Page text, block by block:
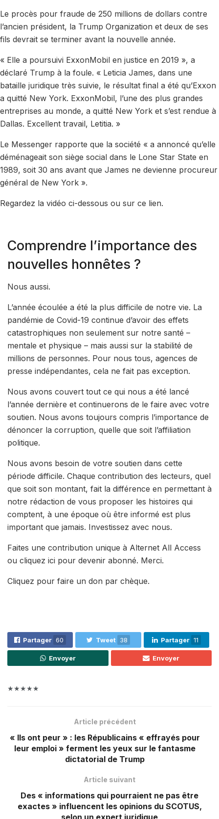
Le procès pour fraude de 250 millions de dollars contre
l’ancien président, la Trump Organization et deux de ses
fils devrait se terminer avant la nouvelle année.
« Elle a poursuivi ExxonMobil en justice en 2019 », a
déclaré Trump à la foule. « Leticia James, dans une
bataille juridique très suivie, le résultat final a été qu’Exxon
a quitté New York. ExxonMobil, l’une des plus grandes
entreprises au monde, a quitté New York et s’est rendue à
Dallas. Excellent travail, Letitia. »
Le Messenger rapporte que la société « a annoncé qu’elle
déménageait son siège social dans le Lone Star State en
1989, soit 30 ans avant que James ne devienne procureur
général de New York ».
Regardez la vidéo ci-dessous ou sur ce lien.
Comprendre l’importance des
nouvelles honnêtes ?
Nous aussi.
L’année écoulée a été la plus difficile de notre vie. La
pandémie de Covid-19 continue d’avoir des effets
catastrophiques non seulement sur notre santé –
mentale et physique – mais aussi sur la stabilité de
millions de personnes. Pour nous tous, agences de
presse indépendantes, cela ne fait pas exception.
Nous avons couvert tout ce qui nous a été lancé
l’année dernière et continuerons de le faire avec votre
soutien. Nous avons toujours compris l’importance de
dénoncer la corruption, quelle que soit l’affiliation
politique.
Nous avons besoin de votre soutien dans cette
période difficile. Chaque contribution des lecteurs, quel
que soit son montant, fait la différence en permettant à
notre rédaction de vous proposer les histoires qui
comptent, à une époque où être informé est plus
important que jamais. Investissez avec nous.
Faites une contribution unique à Alternet All Access
ou cliquez ici pour devenir abonné. Merci.
Cliquez pour faire un don par chèque.
Partager 60 Tweet 38 Partager 11
Envoyer Envoyer
★★★★★
Article précédent
« Ils ont peur » : les Républicains « effrayés pour
leur emploi » ferment les yeux sur le fantasme
dictatorial de Trump
Article suivant
Des « informations qui pourraient ne pas être
exactes » influencent les opinions du SCOTUS,
selon un expert juridique